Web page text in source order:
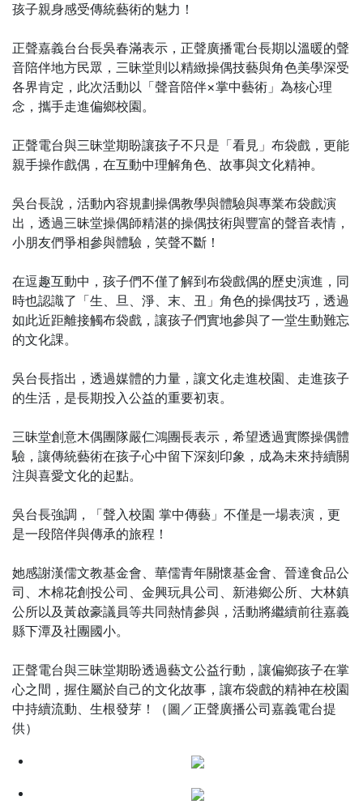
孩子親身感受傳統藝術的魅力！
正聲嘉義台台長吳春滿表示，正聲廣播電台長期以溫暖的聲
音陪伴地方民眾，三昧堂則以精緻操偶技藝與角色美學深受
各界肯定，此次活動以「聲音陪伴×掌中藝術」為核心理
念，攜手走進偏鄉校園。
正聲電台與三昧堂期盼讓孩子不只是「看見」布袋戲，更能
親手操作戲偶，在互動中理解角色、故事與文化精神。
吳台長說，活動內容規劃操偶教學與體驗與專業布袋戲演
出，透過三昧堂操偶師精湛的操偶技術與豐富的聲音表情，
小朋友們爭相參與體驗，笑聲不斷！
在逗趣互動中，孩子們不僅了解到布袋戲偶的歷史演進，同
時也認識了「生、旦、淨、末、丑」角色的操偶技巧，透過
如此近距離接觸布袋戲，讓孩子們實地參與了一堂生動難忘
的文化課。
吳台長指出，透過媒體的力量，讓文化走進校園、走進孩子
的生活，是長期投入公益的重要初衷。
三昧堂創意木偶團隊嚴仁鴻團長表示，希望透過實際操偶體
驗，讓傳統藝術在孩子心中留下深刻印象，成為未來持續關
注與喜愛文化的起點。
吳台長強調，「聲入校園 掌中傳藝」不僅是一場表演，更
是一段陪伴與傳承的旅程！
她感謝漢儒文教基金會、華儒青年關懷基金會、晉達食品公
司、木棉花創投公司、金興玩具公司、新港鄉公所、大林鎮
公所以及黃啟豪議員等共同熱情參與，活動將繼續前往嘉義
縣下潭及社團國小。
正聲電台與三昧堂期盼透過藝文公益行動，讓偏鄉孩子在掌
心之間，握住屬於自己的文化故事，讓布袋戲的精神在校園
中持續流動、生根發芽！（圖／正聲廣播公司嘉義電台提
供）